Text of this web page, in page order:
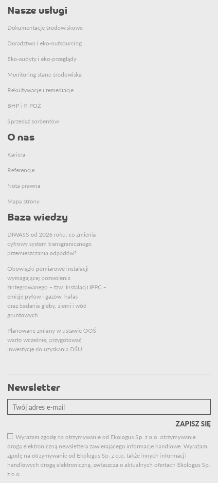
Nasze usługi
Dokumentacje środowiskowe
Doradztwo i eko-outsourcing
Eko-audyty i eko-przeglądy
Monitoring stanu środowiska
Rekultywacje i remediacje
BHP i P. POŻ
Sprzedaż sorbentów
O nas
Kariera
Referencje
Nota prawna
Mapa strony
Baza wiedzy
DIWASS od 2026 roku: co zmienia
cyfrowy system transgranicznego
przemieszczania odpadów?
Obowiązki pomiarowe instalacji
wymagającej pozwolenia
zintegrowanego – tzw. Instalacji IPPC –
emisje pyłów i gazów, hałas
oraz badania gleby, ziemi i wód
gruntowych
Planowane zmiany w ustawie OOŚ –
warto wcześniej przygotować
inwestycję do uzyskania DŚU
Newsletter
Twój
adres
Wyrażam zgodę na otrzymywanie od Ekologus Sp. z o.o. otrzymywanie
drogą elektroniczną newslettera zawierającego informacje handlowe. Wyrażam
zgodę na otrzymywanie od Ekologus Sp. z o.o. także innych informacji
handlowych drogą elektroniczną, zwłaszcza o aktualnych ofertach Ekologus Sp.
z o.o.